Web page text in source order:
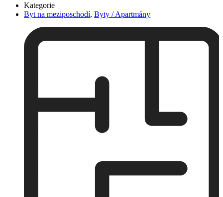
Kategorie
Byt na meziposchodí,Byty / Apartmány